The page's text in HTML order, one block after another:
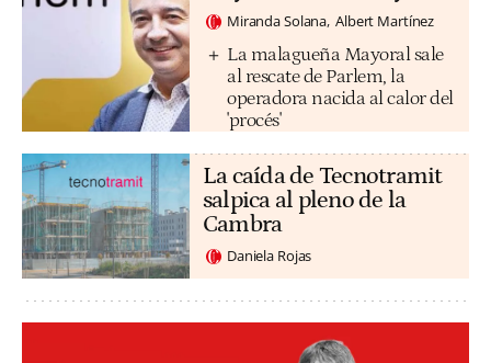
Miranda Solana Albert Martínez
La malagueña Mayoral sale
al rescate de Parlem, la
operadora nacida al calor del
'procés'
La caída de Tecnotramit
salpica al pleno de la
Cambra
Daniela Rojas